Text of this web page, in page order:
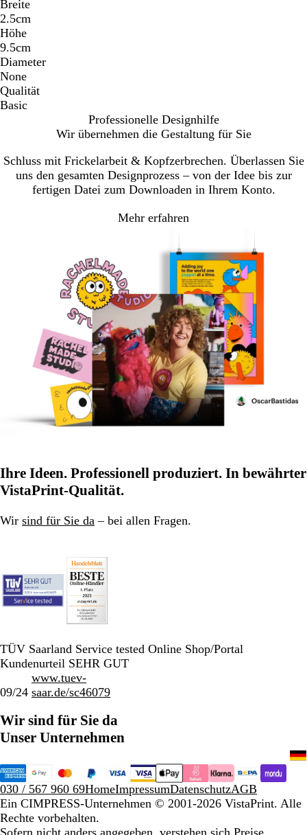
Breite
2.5cm
Höhe
9.5cm
Diameter
None
Qualität
Basic
Professionelle Designhilfe
Wir übernehmen die Gestaltung für Sie
Schluss mit Frickelarbeit & Kopfzerbrechen. Überlassen Sie
uns den gesamten Designprozess – von der Idee bis zur
fertigen Datei zum Downloaden in Ihrem Konto.
Mehr erfahren
Ihre Ideen. Professionell produziert. In bewährter
VistaPrint-Qualität.
Wir sind für Sie da – bei allen Fragen.
TÜV Saarland Service tested Online Shop/Portal
Kundenurteil SEHR GUT
09/24
www.tuev-
saar.de/sc46079
Wir sind für Sie da
Unser Unternehmen
030 / 567 960 69HomeImpressumDatenschutzAGB
Ein CIMPRESS-Unternehmen © 2001-2026 VistaPrint. Alle
Rechte vorbehalten.